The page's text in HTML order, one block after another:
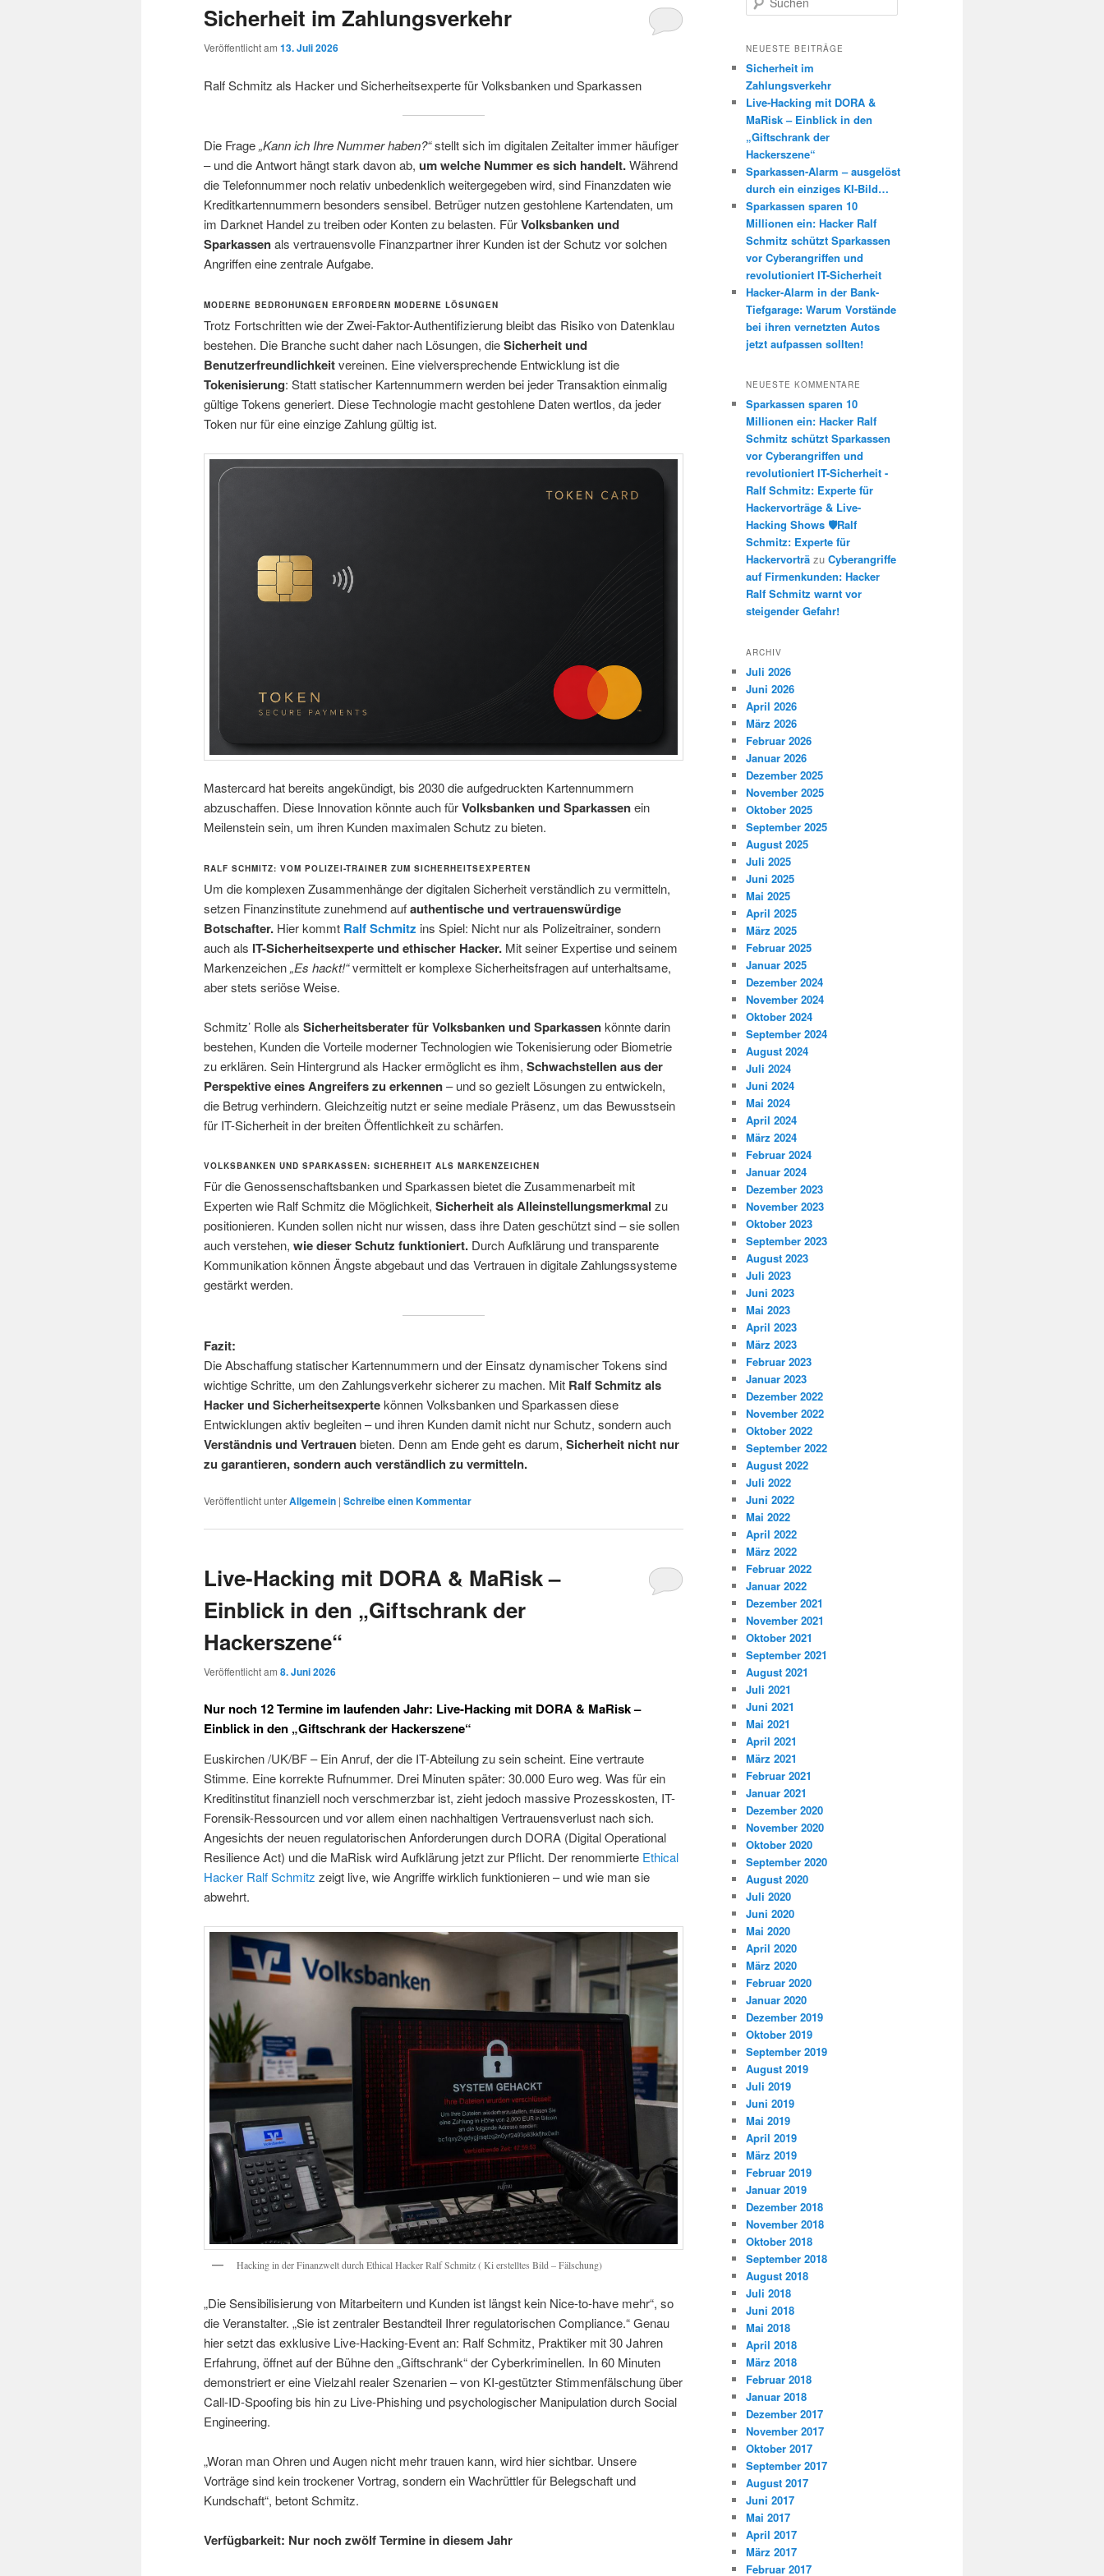
Sicherheit im Zahlungsverkehr
Veröffentlicht am 13. Juli 2026
Ralf Schmitz als Hacker und Sicherheitsexperte für Volksbanken und Sparkassen
Die Frage„Kann ich Ihre Nummer haben?“stellt sich im digitalen Zeitalter immer häufiger
– und die Antwort hängt stark davon ab, um welche Nummer es sich handelt.Während
die Telefonnummer noch relativ unbedenklich weitergegeben wird, sind Finanzdaten wie
Kreditkartennummern besonders sensibel. Betrüger nutzen gestohlene Kartendaten, um
im Darknet Handel zu treiben oder Konten zu belasten. FürVolksbanken und
Sparkassenals vertrauensvolle Finanzpartner ihrer Kunden ist der Schutz vor solchen
Angriffen eine zentrale Aufgabe.
MODERNE BEDROHUNGEN ERFORDERN MODERNE LÖSUNGEN
Trotz Fortschritten wie der Zwei-Faktor-Authentifizierung bleibt das Risiko von Datenklau
bestehen. Die Branche sucht daher nach Lösungen, dieSicherheit und
Benutzerfreundlichkeitvereinen. Eine vielversprechende Entwicklung ist die
Tokenisierung: Statt statischer Kartennummern werden bei jeder Transaktion einmalig
gültige Tokens generiert. Diese Technologie macht gestohlene Daten wertlos, da jeder
Token nur für eine einzige Zahlung gültig ist.
Mastercard hat bereits angekündigt, bis 2030 die aufgedruckten Kartennummern
abzuschaffen. Diese Innovation könnte auch fürVolksbanken und Sparkassenein
Meilenstein sein, um ihren Kunden maximalen Schutz zu bieten.
RALF SCHMITZ: VOM POLIZEI-TRAINER ZUM SICHERHEITSEXPERTEN
Um die komplexen Zusammenhänge der digitalen Sicherheit verständlich zu vermitteln,
setzen Finanzinstitute zunehmend aufauthentische und vertrauenswürdige
Botschafter. Hier kommt Ralf Schmitz ins Spiel: Nicht nur als Polizeitrainer, sondern
auch als IT-Sicherheitsexperte und ethischer Hacker. Mit seiner Expertise und seinem
Markenzeichen„Es hackt!“vermittelt er komplexe Sicherheitsfragen auf unterhaltsame,
aber stets seriöse Weise.
Schmitz’ Rolle als Sicherheitsberater für Volksbanken und Sparkassenkönnte darin
bestehen, Kunden die Vorteile moderner Technologien wie Tokenisierung oder Biometrie
zu erklären. Sein Hintergrund als Hacker ermöglicht es ihm, Schwachstellen aus der
Perspektive eines Angreifers zu erkennen– und so gezielt Lösungen zu entwickeln,
die Betrug verhindern. Gleichzeitig nutzt er seine mediale Präsenz, um das Bewusstsein
für IT-Sicherheit in der breiten Öffentlichkeit zu schärfen.
VOLKSBANKEN UND SPARKASSEN: SICHERHEIT ALS MARKENZEICHEN
Für die Genossenschaftsbanken und Sparkassen bietet die Zusammenarbeit mit
Experten wie Ralf Schmitz die Möglichkeit, Sicherheit als Alleinstellungsmerkmal zu
positionieren. Kunden sollen nicht nur wissen, dass ihre Daten geschützt sind – sie sollen
auch verstehen, wie dieser Schutz funktioniert. Durch Aufklärung und transparente
Kommunikation können Ängste abgebaut und das Vertrauen in digitale Zahlungssysteme
gestärkt werden.
Fazit:
Die Abschaffung statischer Kartennummern und der Einsatz dynamischer Tokens sind
wichtige Schritte, um den Zahlungsverkehr sicherer zu machen. Mit Ralf Schmitz als
Hacker und Sicherheitsexpertekönnen Volksbanken und Sparkassen diese
Entwicklungen aktiv begleiten – und ihren Kunden damit nicht nur Schutz, sondern auch
Verständnis und Vertrauenbieten. Denn am Ende geht es darum, Sicherheit nicht nur
zu garantieren, sondern auch verständlich zu vermitteln.
Veröffentlicht unterAllgemein | Schreibe einen Kommentar
Live-Hacking mit DORA & MaRisk –
Einblick in den „Giftschrank der
Hackerszene“
Veröffentlicht am 8. Juni 2026
Nur noch 12 Termine im laufenden Jahr: Live-Hacking mit DORA & MaRisk –
Einblick in den „Giftschrank der Hackerszene“
Euskirchen /UK/BF – Ein Anruf, der die IT-Abteilung zu sein scheint. Eine vertraute
Stimme. Eine korrekte Rufnummer. Drei Minuten später: 30.000 Euro weg. Was für ein
Kreditinstitut finanziell noch verschmerzbar ist, zieht jedoch massive Prozesskosten, IT-
Forensik-Ressourcen und vor allem einen nachhaltigen Vertrauensverlust nach sich.
Angesichts der neuen regulatorischen Anforderungen durch DORA (Digital Operational
Resilience Act) und die MaRisk wird Aufklärung jetzt zur Pflicht. Der renommierte Ethical
Hacker Ralf Schmitz zeigt live, wie Angriffe wirklich funktionieren – und wie man sie
abwehrt.
Hacking in der Finanzwelt durch Ethical Hacker Ralf Schmitz ( Ki erstelltes Bild – Fälschung)
„Die Sensibilisierung von Mitarbeitern und Kunden ist längst kein Nice-to-have mehr“, so
die Veranstalter. „Sie ist zentraler Bestandteil Ihrer regulatorischen Compliance.“ Genau
hier setzt das exklusive Live-Hacking-Event an: Ralf Schmitz, Praktiker mit 30 Jahren
Erfahrung, öffnet auf der Bühne den „Giftschrank“ der Cyberkriminellen. In 60 Minuten
demonstriert er eine Vielzahl realer Szenarien – von KI-gestützter Stimmenfälschung über
Call-ID-Spoofing bis hin zu Live-Phishing und psychologischer Manipulation durch Social
Engineering.
„Woran man Ohren und Augen nicht mehr trauen kann, wird hier sichtbar. Unsere
Vorträge sind kein trockener Vortrag, sondern ein Wachrüttler für Belegschaft und
Kundschaft“, betont Schmitz.
Verfügbarkeit: Nur noch zwölf Termine in diesem Jahr
u
h
n
NEUESTE BEITRÄGE
Sicherheit im
Zahlungsverkehr
Live-Hacking mit DORA &
MaRisk – Einblick in den
„Giftschrank der
Hackerszene“
Sparkassen-Alarm – ausgelöst
durch ein einziges KI-Bild…
Sparkassen sparen 10
Millionen ein: Hacker Ralf
Schmitz schützt Sparkassen
vor Cyberangriffen und
revolutioniert IT-Sicherheit
Hacker-Alarm in der Bank-
Tiefgarage: Warum Vorstände
bei ihren vernetzten Autos
jetzt aufpassen sollten!
NEUESTE KOMMENTARE
Sparkassen sparen 10
Millionen ein: Hacker Ralf
Schmitz schützt Sparkassen
vor Cyberangriffen und
revolutioniert IT-Sicherheit -
Ralf Schmitz: Experte für
Hackervorträge & Live-
Hacking Shows 🛡️Ralf
Schmitz: Experte für
Hackervorträ zu Cyberangriffe
auf Firmenkunden: Hacker
Ralf Schmitz warnt vor
steigender Gefahr!
ARCHIV
Juli 2026
Juni 2026
April 2026
März 2026
Februar 2026
Januar 2026
Dezember 2025
November 2025
Oktober 2025
September 2025
August 2025
Juli 2025
Juni 2025
Mai 2025
April 2025
März 2025
Februar 2025
Januar 2025
Dezember 2024
November 2024
Oktober 2024
September 2024
August 2024
Juli 2024
Juni 2024
Mai 2024
April 2024
März 2024
Februar 2024
Januar 2024
Dezember 2023
November 2023
Oktober 2023
September 2023
August 2023
Juli 2023
Juni 2023
Mai 2023
April 2023
März 2023
Februar 2023
Januar 2023
Dezember 2022
November 2022
Oktober 2022
September 2022
August 2022
Juli 2022
Juni 2022
Mai 2022
April 2022
März 2022
Februar 2022
Januar 2022
Dezember 2021
November 2021
Oktober 2021
September 2021
August 2021
Juli 2021
Juni 2021
Mai 2021
April 2021
März 2021
Februar 2021
Januar 2021
Dezember 2020
November 2020
Oktober 2020
September 2020
August 2020
Juli 2020
Juni 2020
Mai 2020
April 2020
März 2020
Februar 2020
Januar 2020
Dezember 2019
Oktober 2019
September 2019
August 2019
Juli 2019
Juni 2019
Mai 2019
April 2019
März 2019
Februar 2019
Januar 2019
Dezember 2018
November 2018
Oktober 2018
September 2018
August 2018
Juli 2018
Juni 2018
Mai 2018
April 2018
März 2018
Februar 2018
Januar 2018
Dezember 2017
November 2017
Oktober 2017
September 2017
August 2017
Juni 2017
Mai 2017
April 2017
März 2017
Februar 2017